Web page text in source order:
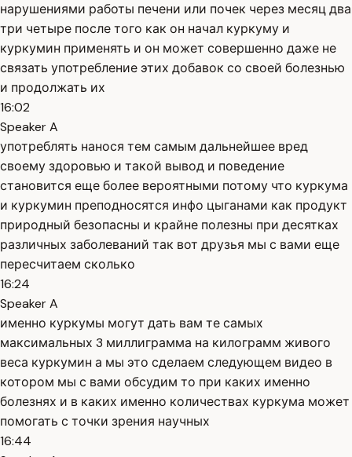
нарушениями работы печени или почек через месяц два
три четыре после того как он начал куркуму и
куркумин применять и он может совершенно даже не
связать употребление этих добавок со своей болезнью
и продолжать их
16:02
Speaker A
употреблять нанося тем самым дальнейшее вред
своему здоровью и такой вывод и поведение
становится еще более вероятными потому что куркума
и куркумин преподносятся инфо цыганами как продукт
природный безопасны и крайне полезны при десятках
различных заболеваний так вот друзья мы с вами еще
пересчитаем сколько
16:24
Speaker A
именно куркумы могут дать вам те самых
максимальных 3 миллиграмма на килограмм живого
веса куркумин а мы это сделаем следующем видео в
котором мы с вами обсудим то при каких именно
болезнях и в каких именно количествах куркума может
помогать с точки зрения научных
16:44